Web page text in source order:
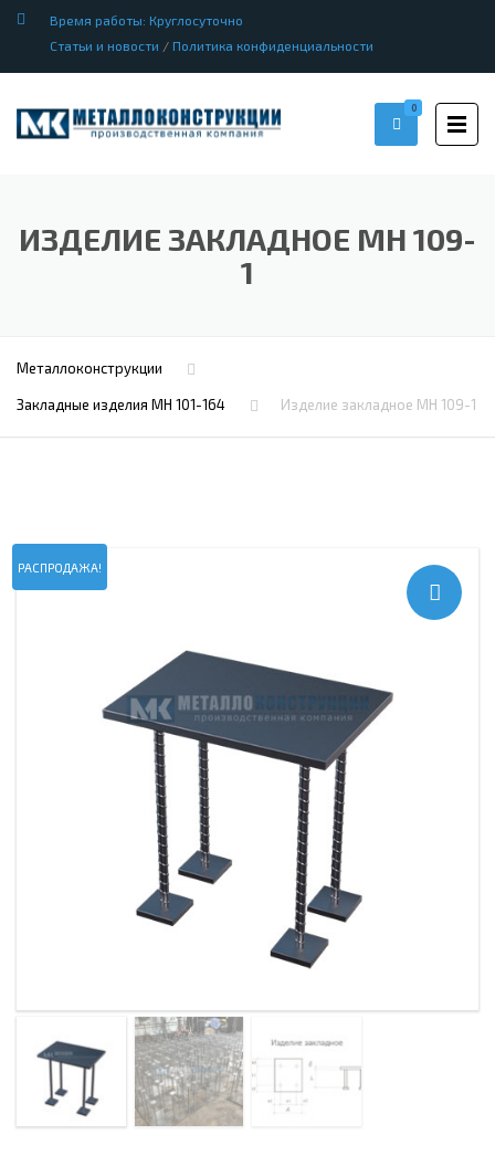
Время работы: Круглосуточно
Статьи и новости / Политика конфиденциальности
0
ИЗДЕЛИЕ ЗАКЛАДНОЕ МН 109-
1
Металлоконструкции
Закладные изделия МН 101-164 Изделие закладное МН 109-1
РАСПРОДАЖА!